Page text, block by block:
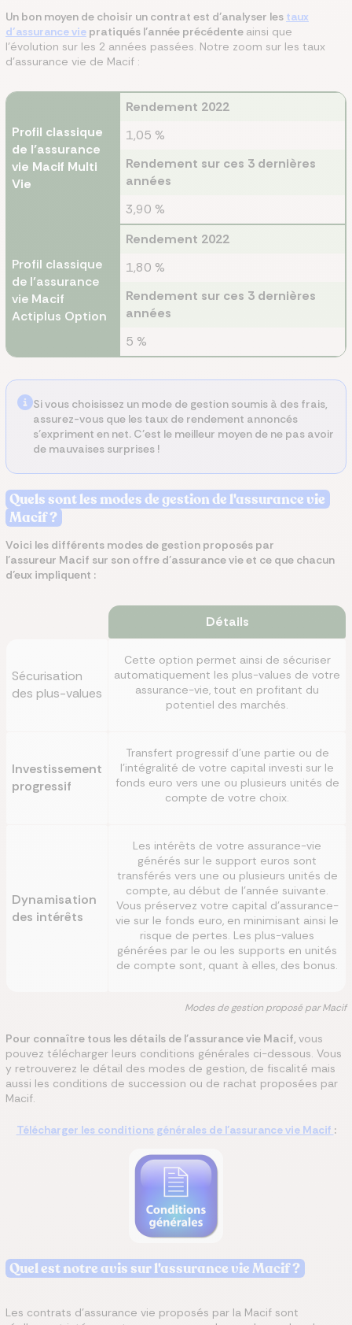
Un bon moyen de choisir un contrat est d’analyser les taux
d’assurance vie pratiqués l’année précédente ainsi que
l’évolution sur les 2 années passées. Notre zoom sur les taux
d'assurance vie de Macif :
Profil classique
de l’assurance
vie Macif Multi
Vie
Rendement 2022
1,05 %
Rendement sur ces 3 dernières
années
3,90 %
Profil classique
de l’assurance
vie Macif
Actiplus Option
Rendement 2022
1,80 %
Rendement sur ces 3 dernières
années
5 %
Si vous choisissez un mode de gestion soumis à des frais,
assurez-vous que les taux de rendement annoncés
s’expriment en net. C’est le meilleur moyen de ne pas avoir
de mauvaises surprises !
Quels sont les modes de gestion de l'assurance vie
Macif ?
Voici les différents modes de gestion proposés par
l’assureur Macif sur son offre d’assurance vie et ce que chacun
d’eux impliquent :
Détails
Sécurisation
des plus-values
Cette option permet ainsi de sécuriser
automatiquement les plus-values de votre
assurance-vie, tout en profitant du
potentiel des marchés.
Investissement
progressif
Transfert progressif d'une partie ou de
l'intégralité de votre capital investi sur le
fonds euro vers une ou plusieurs unités de
compte de votre choix.
Dynamisation
des intérêts
Les intérêts de votre assurance-vie
générés sur le support euros sont
transférés vers une ou plusieurs unités de
compte, au début de l'année suivante.
Vous préservez votre capital d'assurance-
vie sur le fonds euro, en minimisant ainsi le
risque de pertes. Les plus-values
générées par le ou les supports en unités
de compte sont, quant à elles, des bonus.
Modes de gestion proposé par Macif
Pour connaître tous les détails de l'assurance vie Macif, vous
pouvez télécharger leurs conditions générales ci-dessous. Vous
y retrouverez le détail des modes de gestion, de fiscalité mais
aussi les conditions de succession ou de rachat proposées par
Macif.
Télécharger les conditions générales de l'assurance vie Macif :
Quel est notre avis sur l'assurance vie Macif ?
Les contrats d’assurance vie proposés par la Macif sont